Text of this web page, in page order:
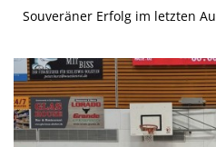
Souveräner Erfolg im letzten